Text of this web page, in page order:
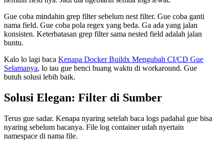
Gue coba mindahin grep filter sebelum nest filter. Gue coba ganti
nama field. Gue coba pola regex yang beda. Ga ada yang jalan
konsisten. Keterbatasan grep filter sama nested field adalah jalan
buntu.
Kalo lo lagi baca Kenapa Docker Buildx Mengubah CI/CD Gue
Selamanya, lo tau gue benci buang waktu di workaround. Gue
butuh solusi lebih baik.
Solusi Elegan: Filter di Sumber
Terus gue sadar. Kenapa nyaring setelah baca logs padahal gue bisa
nyaring sebelum bacanya. File log container udah nyertain
namespace di nama file.